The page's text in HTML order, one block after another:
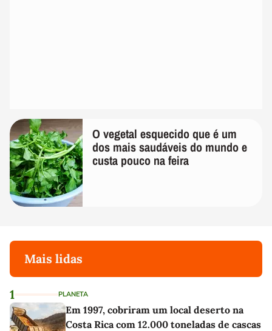
O vegetal esquecido que é um
dos mais saudáveis do mundo e
custa pouco na feira
Mais lidas
1 PLANETA
Em 1997, cobriram um local deserto na
Costa Rica com 12.000 toneladas de cascas